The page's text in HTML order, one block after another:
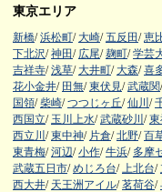
東京エリア
新橋/ 浜松町/ 大崎/ 五反田/ 恵
下北沢/ 神田/ 広尾/ 麹町/ 学芸
吉祥寺/ 浅草/ 大井町/ 大森/ 喜
花小金井/ 田無/ 東伏見/ 武蔵関/
国領/ 柴崎/ つつじヶ丘/ 仙川 /
西国立/ 玉川上水/ 武蔵砂川 / 東
西立川 / 東中神/ 片倉/ 北野/ 百
東青梅/ 河辺/ 小作/ 牛浜/ 多摩
武蔵五日市/ めじろ台/ 上北台/
西大井/ 天王洲アイル/ 茗荷谷/